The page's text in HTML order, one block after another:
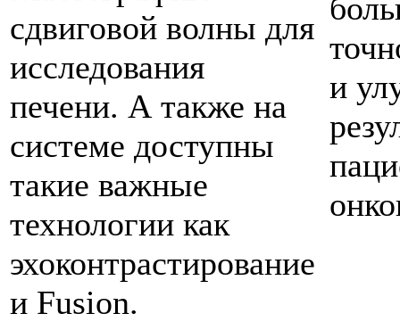
сдвиговой волны для
исследования
печени. А также на
системе доступны
такие важные
технологии как
эхоконтрастирование
и Fusion.
и